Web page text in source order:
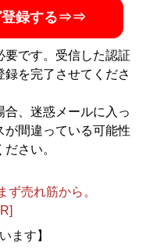
ロードマップ』
方のしがないショップ
員はなぜ成功できたの
の秘密はロードマップ
あった
MBの偏愛ブランド図鑑
登録する⇒⇒
です。受信した認証
録を完了させてくださ
、迷惑メールに入っ
が間違っている可能性
さい。
売れ筋から。
ます】